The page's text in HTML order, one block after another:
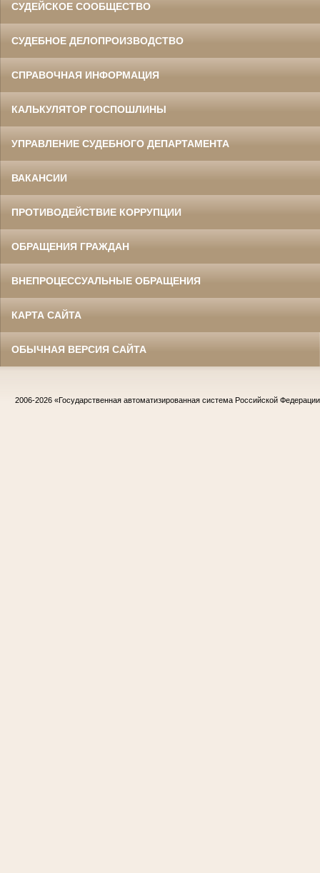
СУДЕЙСКОЕ СООБЩЕСТВО
СУДЕБНОЕ ДЕЛОПРОИЗВОДСТВО
СПРАВОЧНАЯ ИНФОРМАЦИЯ
КАЛЬКУЛЯТОР ГОСПОШЛИНЫ
УПРАВЛЕНИЕ СУДЕБНОГО ДЕПАРТАМЕНТА
ВАКАНСИИ
ПРОТИВОДЕЙСТВИЕ КОРРУПЦИИ
ОБРАЩЕНИЯ ГРАЖДАН
ВНЕПРОЦЕССУАЛЬНЫЕ ОБРАЩЕНИЯ
КАРТА САЙТА
ОБЫЧНАЯ ВЕРСИЯ САЙТА
2006-2026 «Государственная автоматизированная система Российской